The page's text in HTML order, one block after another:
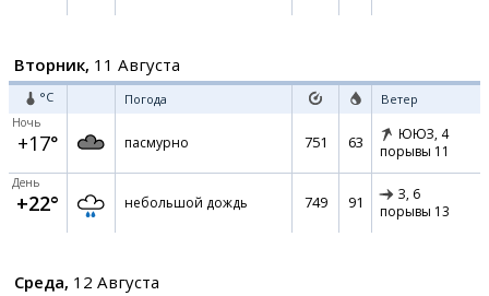
Вторник, 11 Августа
°C Погода Ветер
Ночь
+17° пасмурно 751 63 ЮЮЗ, 4
порывы 11
День
+22° небольшой дождь 749 91 З, 6
порывы 13
Среда, 12 Августа